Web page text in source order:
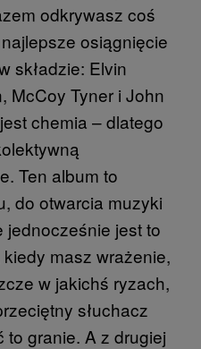
odkrywasz coś
osiągnięcie
składzie: Elvin
McCoy Tyner i John
chemia – dlatego
Ten album to
do otwarcia muzyki
jednocześnie jest to
masz wrażenie,
w jakichś ryzach,
słuchacz
to granie. A z drugiej